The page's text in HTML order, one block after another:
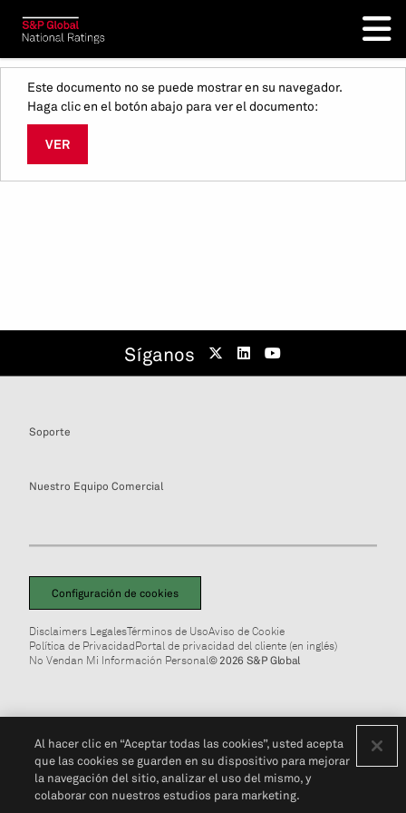
Este documento no se puede mostrar en su navegador.
Haga clic en el botón abajo para ver el documento:
VER
Síganos
Soporte
Nuestro Equipo Comercial
Configuración de cookies
Disclaimers LegalesTérminos de UsoAviso de Cookie
Política de PrivacidadPortal de privacidad del cliente (en inglés)
No Vendan Mi Información Personal© 2026 S&P Global
Al hacer clic en “Aceptar todas las cookies”, usted acepta
que las cookies se guarden en su dispositivo para mejorar
la navegación del sitio, analizar el uso del mismo, y
colaborar con nuestros estudios para marketing.